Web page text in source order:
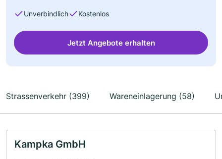
Unverbindlich Kostenlos
Jetzt Angebote erhalten
Strassenverkehr (399) Wareneinlagerung (58)
Kampka GmbH